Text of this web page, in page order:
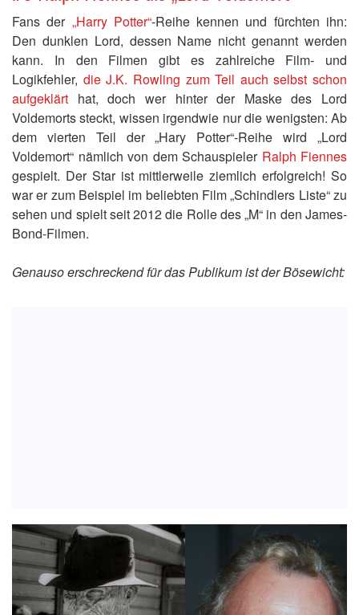
Fans der „Harry Potter“-Reihe kennen und fürchten ihn:
Den dunklen Lord, dessen Name nicht genannt werden
kann. In den Filmen gibt es zahlreiche Film- und
Logikfehler, die J.K. Rowling zum Teil auch selbst schon
aufgeklärt hat, doch wer hinter der Maske des Lord
Voldemorts steckt, wissen irgendwie nur die wenigsten: Ab
dem vierten Teil der „Hary Potter“-Reihe wird „Lord
Voldemort“ nämlich von dem Schauspieler Ralph Fiennes
gespielt. Der Star ist mittlerweile ziemlich erfolgreich! So
war er zum Beispiel im beliebten Film „Schindlers Liste“ zu
sehen und spielt seit 2012 die Rolle des „M“ in den James-
Bond-Filmen.
Genauso erschreckend für das Publikum ist der Bösewicht: